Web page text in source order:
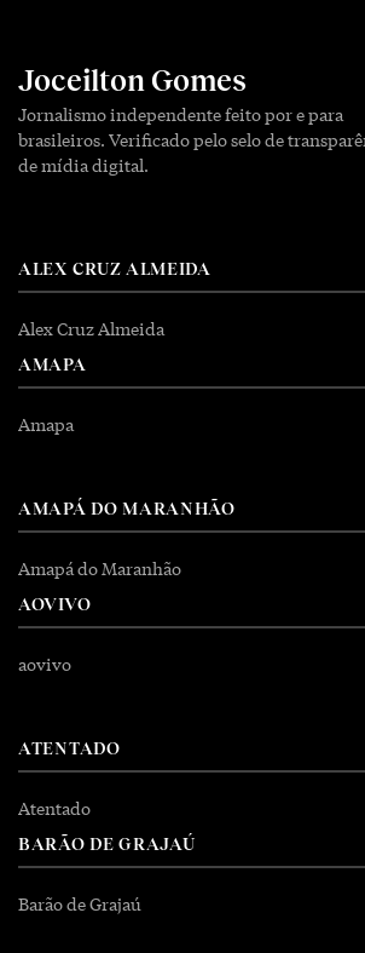
Joceilton Gomes
Jornalismo independente feito por e para
brasileiros. Verificado pelo selo de
de mídia digital.
ALEX CRUZ ALMEIDA
Alex Cruz Almeida
AMAPA
Amapa
AMAPÁ DO MARANHÃO
Amapá do Maranhão
AOVIVO
aovivo
ATENTADO
Atentado
BARÃO DE GRAJAÚ
Barão de Grajaú